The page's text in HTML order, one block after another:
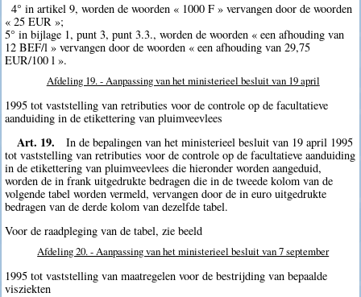
4° in artikel 9, worden de woorden « 1000 F » vervangen door de woorden
« 25 EUR »;
5° in bijlage 1, punt 3, punt 3.3., worden de woorden « een afhouding van
12 BEF/l » vervangen door de woorden « een afhouding van 29,75
EUR/100 l ».
Afdeling 19. - Aanpassing van het ministerieel besluit van 19 april
1995 tot vaststelling van retributies voor de controle op de facultatieve
aanduiding in de etikettering van pluimveevlees
Art. 19.
In de bepalingen van het ministerieel besluit van 19 april 1995
tot vaststelling van retributies voor de controle op de facultatieve aanduiding
in de etikettering van pluimveevlees die hieronder worden aangeduid,
worden de in frank uitgedrukte bedragen die in de tweede kolom van de
volgende tabel worden vermeld, vervangen door de in euro uitgedrukte
bedragen van de derde kolom van dezelfde tabel.
Voor de raadpleging van de tabel, zie beeld
Afdeling 20. - Aanpassing van het ministerieel besluit van 7 september
1995 tot vaststelling van maatregelen voor de bestrijding van bepaalde
visziekten